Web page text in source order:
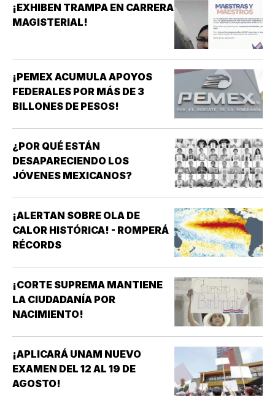
¡EXHIBEN TRAMPA EN CARRERA
MAGISTERIAL!
¡PEMEX ACUMULA APOYOS
FEDERALES POR MÁS DE 3
BILLONES DE PESOS!
¿POR QUÉ ESTÁN
DESAPARECIENDO LOS
JÓVENES MEXICANOS?
¡ALERTAN SOBRE OLA DE
CALOR HISTÓRICA! - ROMPERÁ
RÉCORDS
¡CORTE SUPREMA MANTIENE
LA CIUDADANÍA POR
NACIMIENTO!
¡APLICARÁ UNAM NUEVO
EXAMEN DEL 12 AL 19 DE
AGOSTO!